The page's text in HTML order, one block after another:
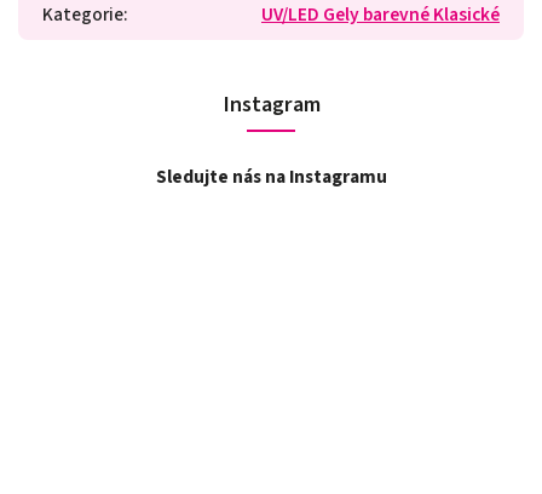
Kategorie: UV/LED Gely barevné Klasické
Instagram
Sledujte nás na Instagramu